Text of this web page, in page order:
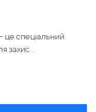
це спеціальний
захис...